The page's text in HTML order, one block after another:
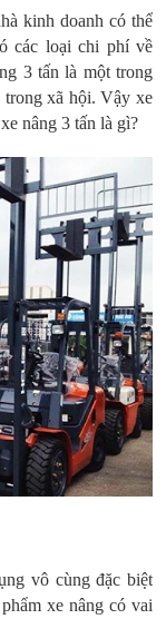
kinh doanh có thể
các loại chi phí về
3 tấn là một trong
trong xã hội. Vậy xe
nâng 3 tấn là gì?
vô cùng đặc biệt
xe nâng có vai